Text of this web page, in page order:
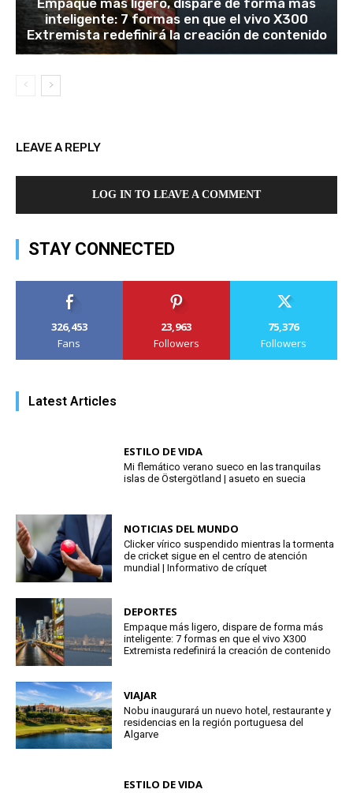
inteligente: 7 formas en que el vivo X300
Extremista redefinirá la creación de contenido
LEAVE A REPLY
LOG IN TO LEAVE A COMMENT
STAY CONNECTED
326,453
Fans
23,963
Followers
75,376
Followers
Latest Articles
ESTILO DE VIDA
Mi flemático verano sueco en las tranquilas
islas de Östergötland | asueto en suecia
NOTICIAS DEL MUNDO
Clicker vírico suspendido mientras la tormenta
de cricket sigue en el centro de atención
mundial | Informativo de críquet
DEPORTES
Empaque más ligero, dispare de forma más
inteligente: 7 formas en que el vivo X300
Extremista redefinirá la creación de contenido
VIAJAR
Nobu inaugurará un nuevo hotel, restaurante y
residencias en la región portuguesa del
Algarve
ESTILO DE VIDA